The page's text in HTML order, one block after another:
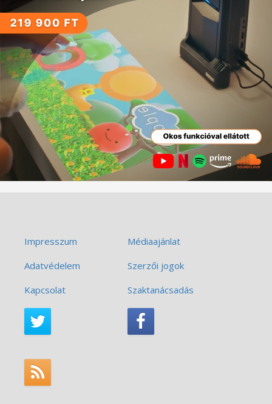
Impresszum
Médiaajánlat
Adatvédelem
Szerzői jogok
Kapcsolat
Szaktanácsadás